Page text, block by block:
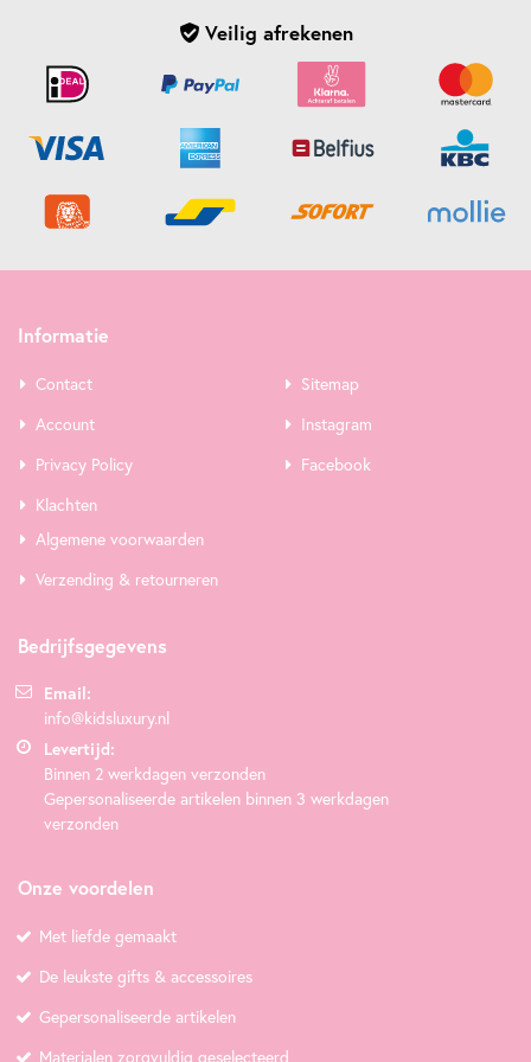
Veilig afrekenen
Informatie
Contact
Account
Privacy Policy
Klachten
Sitemap
Instagram
Facebook
Algemene voorwaarden
Verzending & retourneren
Bedrijfsgegevens
Email:
info@kidsluxury.nl
Levertijd:
Binnen 2 werkdagen verzonden
Gepersonaliseerde artikelen binnen 3 werkdagen
verzonden
Onze voordelen
Met liefde gemaakt
De leukste gifts & accessoires
Gepersonaliseerde artikelen
Materialen zorgvuldig geselecteerd